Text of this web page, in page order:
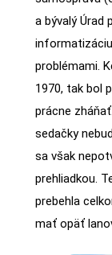
a bývalý Úrad
problémami.
1970, tak bol
prácne
sedačky
sa však
prehliadkou.
prebehla
mať opäť